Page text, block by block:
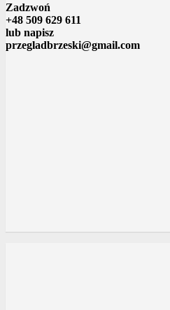
Zadzwoń
+48 509 629 611
lub napisz
przegladbrzeski@gmail.com